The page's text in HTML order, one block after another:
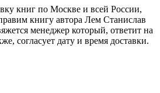
книг по Москве и всей России,
книгу автора Лем Станислав
менеджер который, ответит на
согласует дату и время доставки.